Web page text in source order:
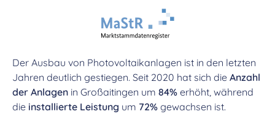
Der Ausbau von Photovoltaikanlagen ist in den letzten
Jahren deutlich gestiegen. Seit 2020 hat sich die Anzahl
der Anlagen in Großaitingen um 84% erhöht, während
die installierte Leistung um 72% gewachsen ist.